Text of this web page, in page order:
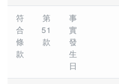
符
合
條
款
第
51
款
事
實
發
生
日